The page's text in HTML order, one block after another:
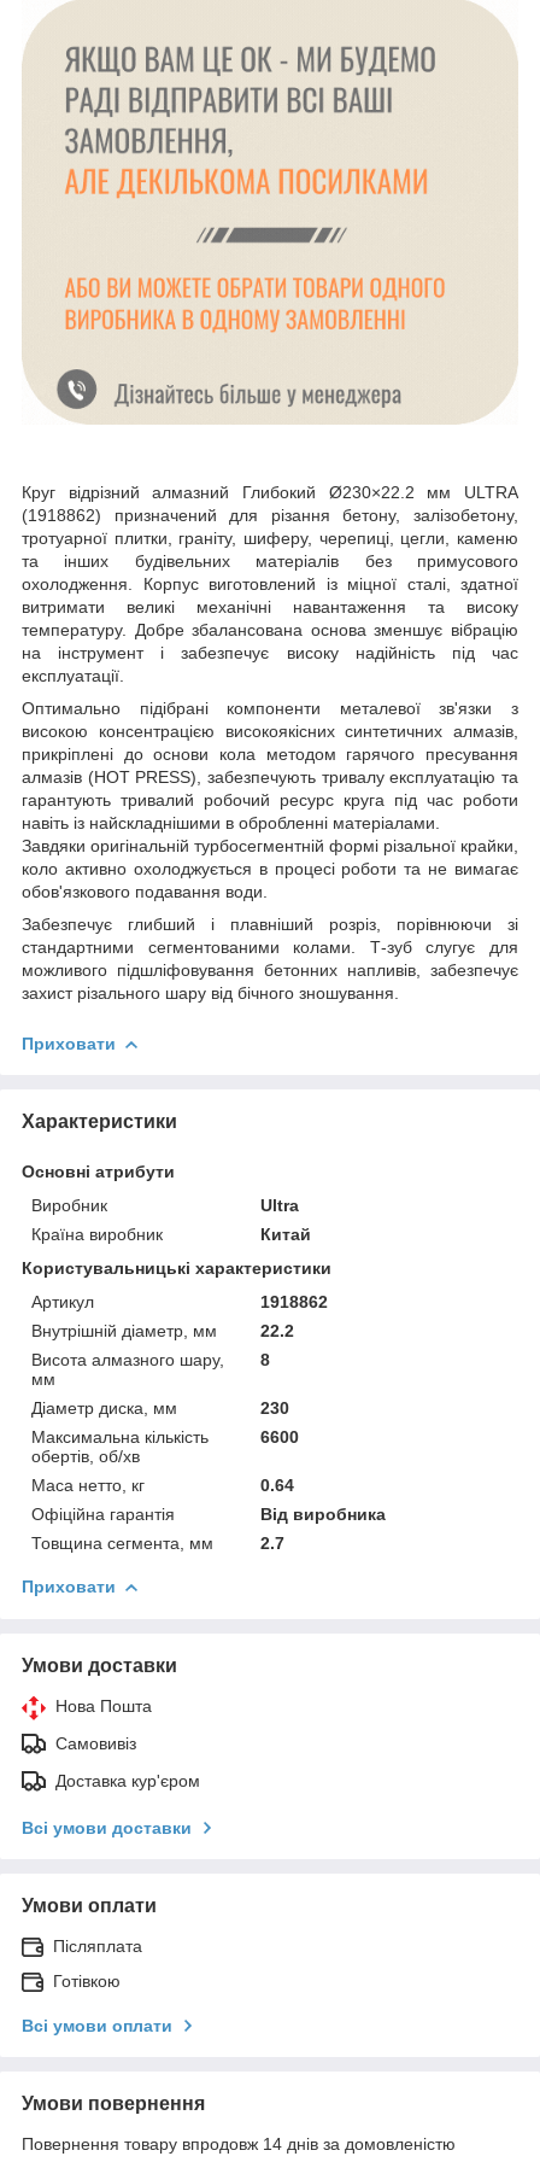
Круг відрізний алмазний Глибокий Ø230×22.2 мм ULTRA
(1918862) призначений для різання бетону, залізобетону,
тротуарної плитки, граніту, шиферу, черепиці, цегли, каменю
та інших будівельних матеріалів без примусового
охолодження. Корпус виготовлений із міцної сталі, здатної
витримати великі механічні навантаження та високу
температуру. Добре збалансована основа зменшує вібрацію
на інструмент і забезпечує високу надійність під час
експлуатації.
Оптимально підібрані компоненти металевої зв'язки з
високою консентрацією високоякісних синтетичних алмазів,
прикріплені до основи кола методом гарячого пресування
алмазів (HOT PRESS), забезпечують тривалу експлуатацію та
гарантують тривалий робочий ресурс круга під час роботи
навіть із найскладнішими в обробленні матеріалами.
Завдяки оригінальній турбосегментній формі різальної крайки,
коло активно охолоджується в процесі роботи та не вимагає
обов'язкового подавання води.
Забезпечує глибший і плавніший розріз, порівнюючи зі
стандартними сегментованими колами. Т-зуб слугує для
можливого підшліфовування бетонних напливів, забезпечує
захист різального шару від бічного зношування.
Приховати
Характеристики
Основні атрибути
Виробник
Ultra
Країна виробник
Китай
Користувальницькі характеристики
Артикул
1918862
Внутрішній діаметр, мм
22.2
Висота алмазного шару,
мм
8
Діаметр диска, мм
230
Максимальна кількість
обертів, об/хв
6600
Маса нетто, кг
0.64
Офіційна гарантія
Від виробника
Товщина сегмента, мм
2.7
Приховати
Умови доставки
Нова Пошта
Самовивіз
Доставка кур'єром
Всі умови доставки
Умови оплати
Післяплата
Готівкою
Всі умови оплати
Умови повернення
Повернення товару впродовж 14 днів за домовленістю